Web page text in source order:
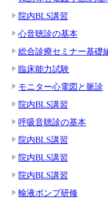
院内BLS講習
心音聴診の基本
総合診療セミナー基
臨床能力試験
モニター心電図と脈診
院内BLS講習
呼吸音聴診の基本
院内BLS講習
院内BLS講習
院内BLS講習
輸液ポンプ研修